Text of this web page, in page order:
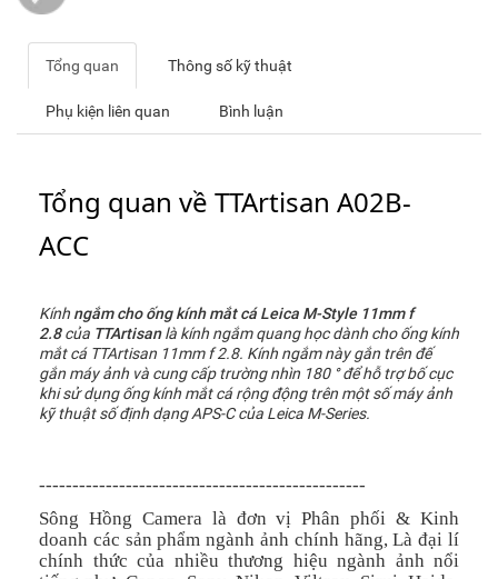
Tổng quan Thông số kỹ thuật
Phụ kiện liên quan Bình luận
Tổng quan về TTArtisan A02B-
ACC
Kính ngắm cho ống kính mắt cá Leica M-Style 11mm f
2.8của TTArtisanlà kính ngắm quang học dành cho ống kính
mắt cá TTArtisan 11mm f 2.8. Kính ngắm này gắn trên đế
gắn máy ảnh và cung cấp trường nhìn 180 ° để hỗ trợ bố cục
khi sử dụng ống kính mắt cá rộng động trên một số máy ảnh
kỹ thuật số định dạng APS-C của Leica M-Series.
-------------------------------------------------
Sông Hồng Camera là đơn vị Phân phối & Kinh
doanh các sản phẩm ngành ảnh chính hãng, Là đại lí
chính thức của nhiều thương hiệu ngành ảnh nổi